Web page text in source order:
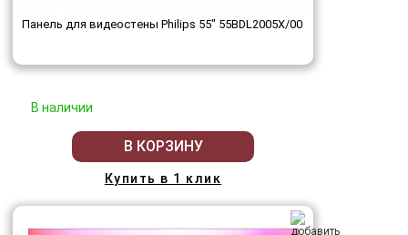
Панель для видеостены Philips 55" 55BDL2005X/00
В наличии
В КОРЗИНУ
Купить в 1 клик